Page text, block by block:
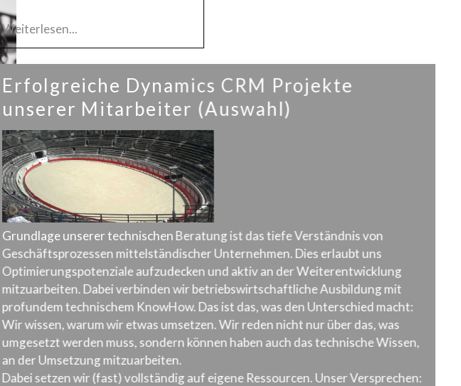
Weiterlesen...
Erfolgreiche Dynamics CRM Projekte
unserer Mitarbeiter (Auswahl)
Grundlage unserer technischen Beratung ist das tiefe Verständnis von
Geschäftsprozessen mittelständischer Unternehmen. Dies erlaubt uns
Optimierungspotenziale aufzudecken und aktiv an der Weiterentwicklung
mitzuarbeiten. Dabei verbinden wir betriebswirtschaftliche Ausbildung mit
profundem technischem KnowHow. Das ist das, was den Unterschied macht:
Wir wissen, warum wir etwas umsetzen. Wir reden nicht nur über das, was
umgesetzt werden muss, sondern können haben auch das technische Wissen,
an der Umsetzung mitzuarbeiten.
Dabei setzen wir (fast) vollständig auf eigene Ressourcen. Unser Versprechen: